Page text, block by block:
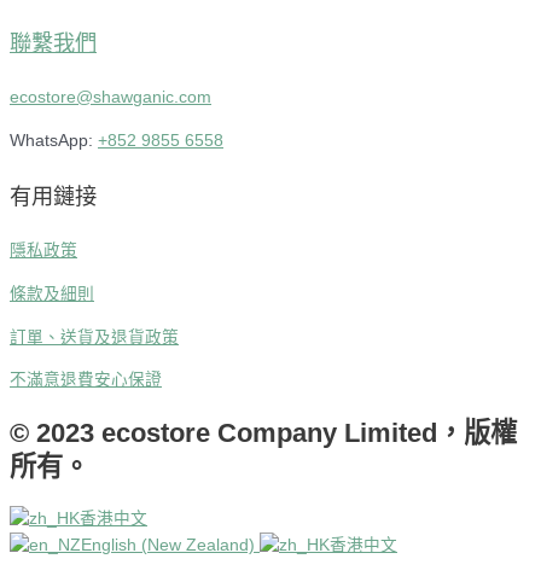
聯繫我們
ecostore@shawganic.com
WhatsApp: +852 9855 6558
有用鏈接
隱私政策
條款及細則
訂單、送貨及退貨政策
不滿意退費安心保證
© 2023 ecostore Company Limited，版權
所有。
香港中文
English (New Zealand)
香港中文